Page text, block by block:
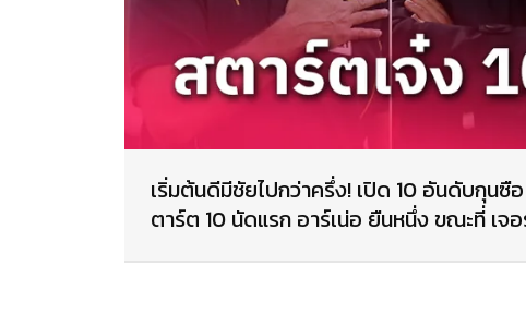
เริ่มต้นดีมีชัยไปกว่าครึ่ง! เปิด 10 อันดับกุนซื
ตาร์ต 10 นัดแรก อาร์เน่อ ยืนหนึ่ง ขณะที่ เจ